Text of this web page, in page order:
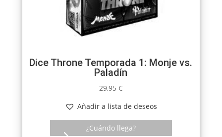
Dice Throne Temporada 1: Monje vs.
Paladín
29,95€
Añadir a lista de deseos
¿Cuándo llega?